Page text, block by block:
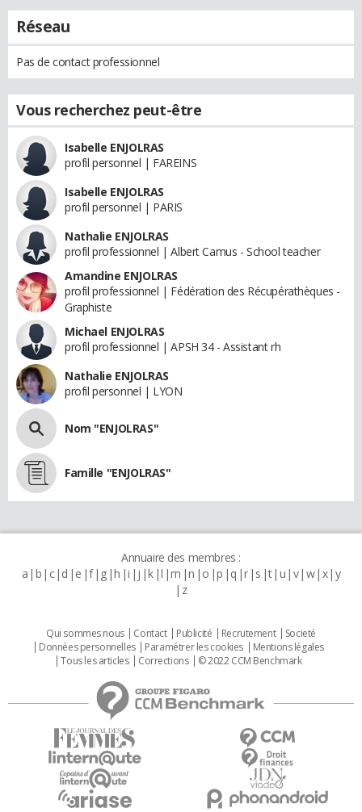
Réseau
Pas de contact professionnel
Vous recherchez peut-être
Isabelle ENJOLRAS
profil personnel | FAREINS
Isabelle ENJOLRAS
profil personnel | PARIS
Nathalie ENJOLRAS
profil professionnel | Albert Camus - School teacher
Amandine ENJOLRAS
profil professionnel | Fédération des Récupérathèques -
Graphiste
Michael ENJOLRAS
profil professionnel | APSH 34 - Assistant rh
Nathalie ENJOLRAS
profil personnel | LYON
Nom "ENJOLRAS"
Famille "ENJOLRAS"
Annuaire des membres :
a b c d e f g h i j k l m n o p q r s t u v w x y
z
Qui sommes nous Contact Publicité Recrutement
Societé
Données personnelles
Paramétrer les cookies
Mentions légales
Tous les articles
Corrections © 2022 CCM Benchmark